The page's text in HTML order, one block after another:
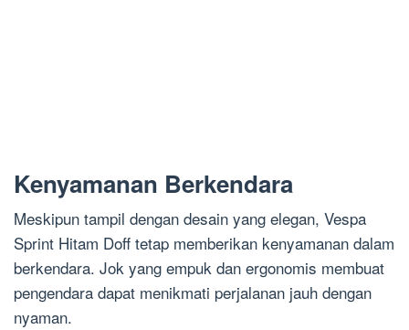
Kenyamanan Berkendara
Meskipun tampil dengan desain yang elegan, Vespa
Sprint Hitam Doff tetap memberikan kenyamanan dalam
berkendara. Jok yang empuk dan ergonomis membuat
pengendara dapat menikmati perjalanan jauh dengan
nyaman.